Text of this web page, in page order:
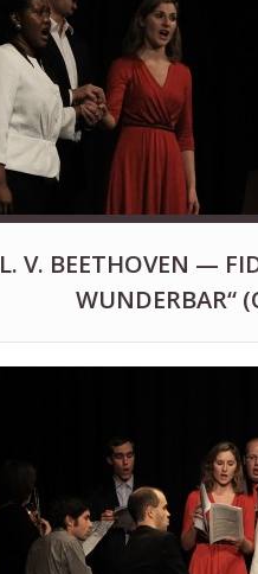
L. V. BEETHOVEN —
WUNDERBAR“